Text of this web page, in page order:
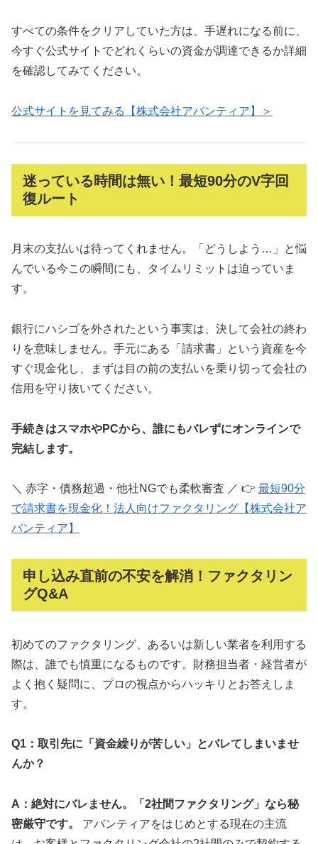
すべての条件をクリアしていた方は、手遅れになる前に、
今すぐ公式サイトでどれくらいの資金が調達できるか詳細
を確認してみてください。
公式サイトを見てみる【株式会社アバンティア】＞
迷っている時間は無い！最短90分のV字回
復ルート
月末の支払いは待ってくれません。「どうしよう…」と悩
んでいる今この瞬間にも、タイムリミットは迫っていま
す。
銀行にハシゴを外されたという事実は、決して会社の終わ
りを意味しません。手元にある「請求書」という資産を今
すぐ現金化し、まずは目の前の支払いを乗り切って会社の
信用を守り抜いてください。
手続きはスマホやPCから、誰にもバレずにオンラインで
完結します。
＼ 赤字・債務超過・他社NGでも柔軟審査 ／ 👉 最短90分
で請求書を現金化！法人向けファクタリング【株式会社ア
バンティア】
申し込み直前の不安を解消！ファクタリン
グQ&A
初めてのファクタリング、あるいは新しい業者を利用する
際は、誰でも慎重になるものです。財務担当者・経営者が
よく抱く疑問に、プロの視点からハッキリとお答えしま
す。
Q1：取引先に「資金繰りが苦しい」とバレてしまいませ
んか？
A：絶対にバレません。「2社間ファクタリング」なら秘
密厳守です。
アバンティアをはじめとする現在の主流